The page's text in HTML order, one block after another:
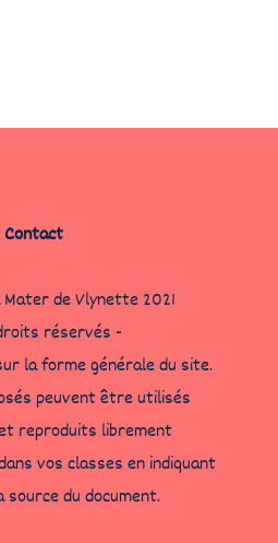
Contact
de Vlynette 2021
réservés -
la forme générale du site.
peuvent être utilisés
reproduits librement
vos classes en indiquant
du document.